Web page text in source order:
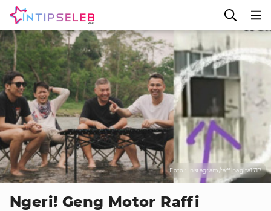
Foto : Instagram/raffinagita1717
Ngeri! Geng Motor Raffi